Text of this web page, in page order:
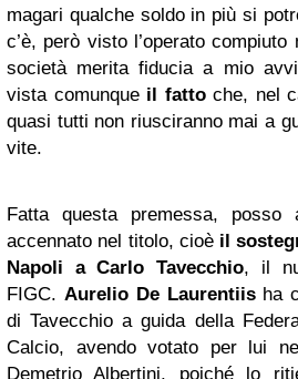
magari qualche soldo in più si
c’è, però visto l’operato
società merita fiducia a mio
vista comunque il fattoche, nel
quasi tutti non riusciranno mai a
vite.
Fatta questa premessa, posso
accennato nel titolo, cioè il
Napoli a Carlo Tavecchio, il
FIGC. Aurelio De Laurentiisha
di Tavecchio a guida della
Calcio, avendo votato per lui
Demetrio Albertini, poiché lo